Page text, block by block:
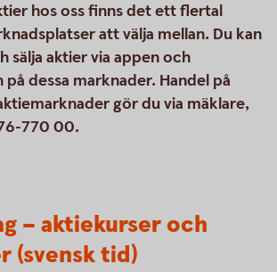
hos oss finns det ett flertal
att välja mellan. Du kan
sälja aktier via appen och
dessa marknader. Handel på
gör du via mäklare,
770 00.
– aktiekurser och
(svensk tid)